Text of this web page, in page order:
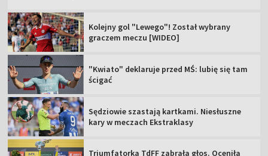
Kolejny gol "Lewego"! Został wybrany
graczem meczu [WIDEO]
"Kwiato" deklaruje przed MŚ: lubię się tam
ścigać
Sędziowie szastają kartkami. Niesłuszne
kary w meczach Ekstraklasy
Triumfatorka TdFF zabrała głos. Oceniła